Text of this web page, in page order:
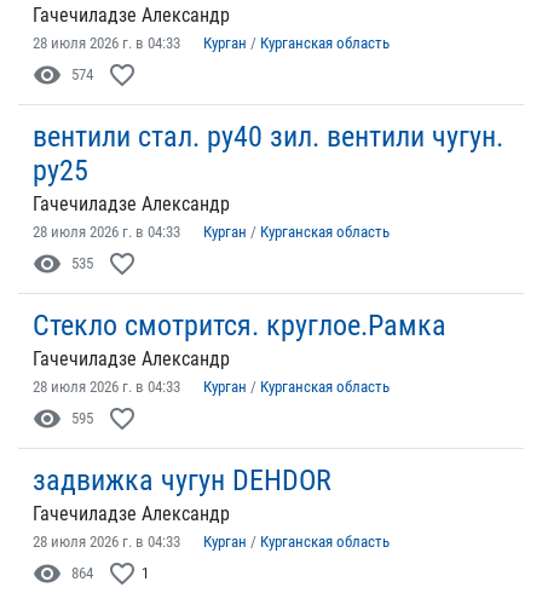
Гачечиладзе Александр
28 июля 2026 г. в 04:33 Курган / Курганская область
visibility 574 favorite_border
вентили стал. ру40 зил. вентили чугун.
ру25
Гачечиладзе Александр
28 июля 2026 г. в 04:33 Курган / Курганская область
visibility 535 favorite_border
Стекло смотрится. круглое.Рамка
Гачечиладзе Александр
28 июля 2026 г. в 04:33 Курган / Курганская область
visibility 595 favorite_border
задвижка чугун DEHDOR
Гачечиладзе Александр
28 июля 2026 г. в 04:33 Курган / Курганская область
visibility 864 favorite_border 1